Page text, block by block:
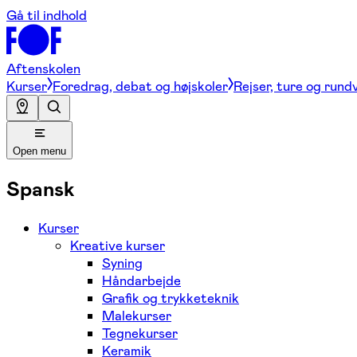
Gå til indhold
Aftenskolen
Kurser Foredrag, debat og højskoler Rejser, ture og
Open menu
Spansk
Kurser
Kreative kurser
Syning
Håndarbejde
Grafik og trykketeknik
Malekurser
Tegnekurser
Keramik